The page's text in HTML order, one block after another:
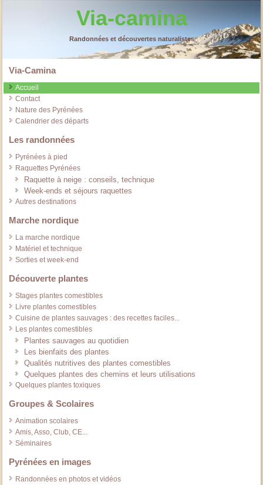
Via-camina
Randonnées et découvertes naturalistes
Via-Camina
Accueil
Contact
Nature des Pyrénées
Calendrier des départs
Les randonnées
Pyrénées à pied
Raquettes Pyrénées
Raquette à neige : conseils, technique
Week-ends et séjours raquettes
Autres destinations
Marche nordique
La marche nordique
Matériel et technique
Sorties et week-end
Découverte plantes
Stages plantes comestibles
Livre plantes comestibles
Cuisine de plantes sauvages : des recettes faciles...
Les plantes comestibles
Plantes sauvages au quotidien
Les bienfaits des plantes
Qualités nutritives des plantes comestibles
Quelques plantes des chemins et leurs utilisations
Quelques plantes toxiques
Groupes & Scolaires
Animation scolaires
Amis, Asso, Club, CE...
Séminaires
Pyrénées en images
Randonnées en photos et vidéos